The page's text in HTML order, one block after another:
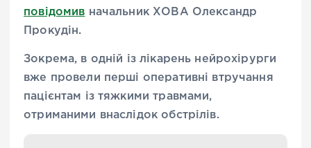
повідомив начальник ХОВА Олександр
Прокудін.
Зокрема, в одній із лікарень нейрохірурги
вже провели перші оперативні втручання
пацієнтам із тяжкими травмами,
отриманими внаслідок обстрілів.